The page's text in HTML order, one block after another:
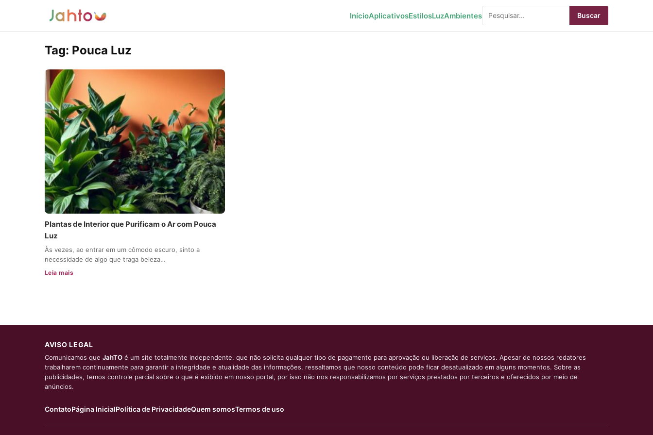
InícioAplicativosEstilosLuzAmbientes Buscar
Tag: Pouca Luz
Plantas de Interior que Purificam o Ar com Pouca
Luz
Às vezes, ao entrar em um cômodo escuro, sinto a
necessidade de algo que traga beleza…
Leia mais
AVISO LEGAL
Comunicamos que JahTO é um site totalmente independente, que não solicita qualquer tipo de pagamento para aprovação ou liberação de serviços. Apesar de nossos redatores
trabalharem continuamente para garantir a integridade e atualidade das informações, ressaltamos que nosso conteúdo pode ficar desatualizado em alguns momentos. Sobre as
publicidades, temos controle parcial sobre o que é exibido em nosso portal, por isso não nos responsabilizamos por serviços prestados por terceiros e oferecidos por meio de
anúncios.
ContatoPágina InicialPolítica de PrivacidadeQuem somosTermos de uso